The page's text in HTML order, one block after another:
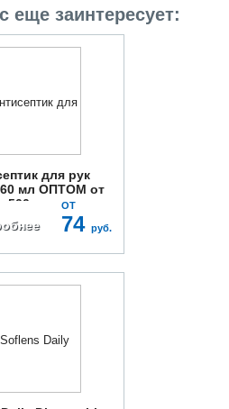
еще заинтересует:
для рук
мл ОПТОМ от
500шт
ОТ
74 руб.